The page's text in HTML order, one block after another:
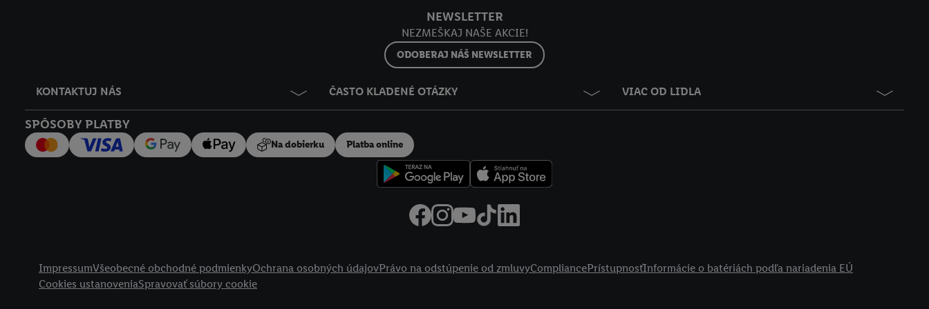
NEWSLETTER
NEZMEŠKAJ NAŠE AKCIE!
ODOBERAJ NÁŠ NEWSLETTER
KONTAKTUJ NÁS ČASTO KLADENÉ OTÁZKY VIAC OD LIDLA
SPÔSOBY PLATBY
Na dobierku Platba online
ImpressumVšeobecné obchodné podmienkyOchrana osobných údajovPrávo na odstúpenie od zmluvyCompliancePrístupnosťInformácie o batériách podľa nariadenia EÚ
Cookies ustanoveniaSpravovať súbory cookie